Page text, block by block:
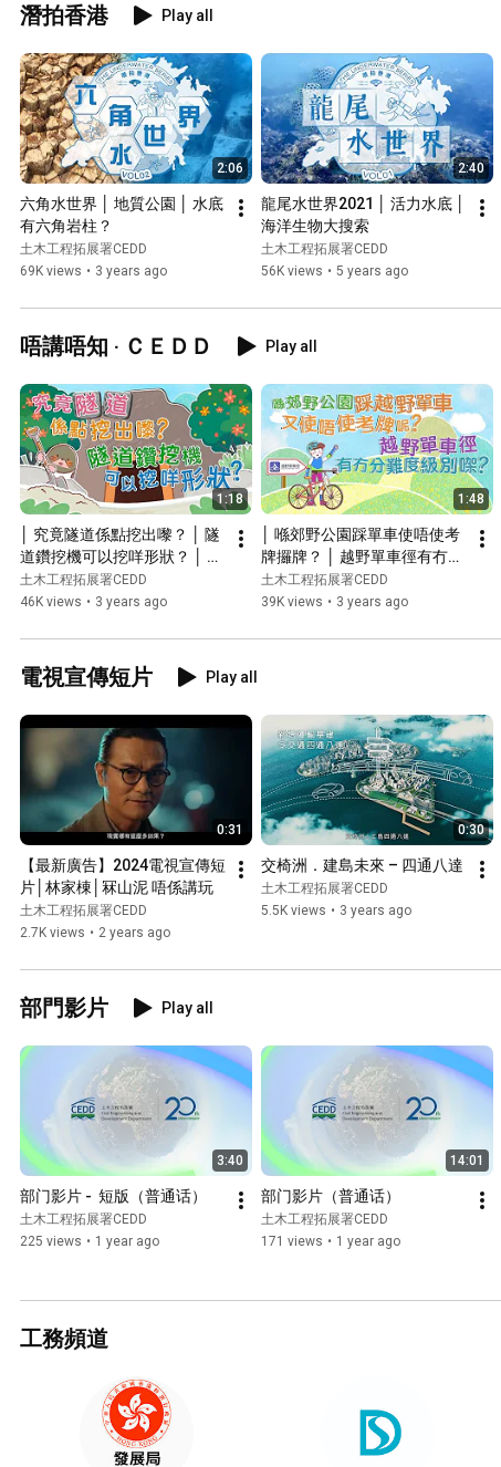
潛拍香港 Play all
2:06
六角水世界 │ 地質公園 │ 水底
有六角岩柱？
土木工程拓展署CEDD
69K views • 3 years ago
2:40
龍尾水世界2021 │ 活力水底 │
海洋生物大搜索
土木工程拓展署CEDD
56K views • 5 years ago
唔講唔知 ‧ ＣＥＤＤ Play all
1:18
│ 究竟隧道係點挖出嚟？ │ 隧
道鑽挖機可以挖咩形狀？ │ 唔
講唔知 ‧ ＣＥＤＤ │
土木工程拓展署CEDD
46K views • 3 years ago
1:48
│ 喺郊野公園踩單車使唔使考
牌攞牌？ │ 越野單車徑有冇分
難度級別架？ │ 唔講唔知 ‧ Ｃ
ＥＤＤ │
土木工程拓展署CEDD
39K views • 3 years ago
電視宣傳短片 Play all
0:31
【最新廣告】2024電視宣傳短
片│林家棟│冧山泥 唔係講玩
土木工程拓展署CEDD
2.7K views • 2 years ago
0:30
交椅洲．建島未來 – 四通八達
土木工程拓展署CEDD
5.5K views • 3 years ago
部門影片 Play all
3:40
部门影片 -  短版（普通话）
土木工程拓展署CEDD
225 views • 1 year ago
14:01
部门影片（普通话）
土木工程拓展署CEDD
171 views • 1 year ago
工務頻道